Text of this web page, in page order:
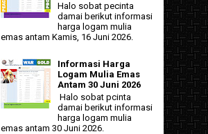
Halo sobat pecinta
damai berikut informasi
harga logam mulia
emas antam Kamis, 16 Juni 2026.
Informasi Harga
Logam Mulia Emas
Antam 30 Juni 2026
Halo sobat pcinta
damai berikut informasi
harga logam mulia
emas antam 30 Juni 2026.